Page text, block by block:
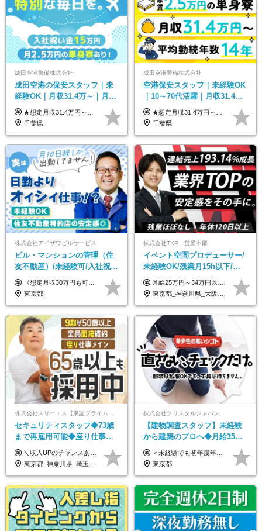
成田空港警備株式会社
成田空港の保安スタッフ｜未
経験OK｜月収31.4万～｜月
2.5万の単身寮｜住宅手当&家
族手当｜入社祝い金15万
★想定月収31.4万円～＋賞与年2回（59万円以上） ★入社お祝い金15万円支給 ★水道+光熱費無料の家賃がリーズナブルな社員寮(単身寮)あり！ ★住宅手当&家族手当あり 月給24万5000円以上(基本給21万1000円＋業務別手当35,000円)＋賞与年2回（賞与支給額：59万円以上を想定）＋残業代全額 ※みなし残業なし！残業代は全額支給します。 ※資格手当・深夜手当など、様々な手当をご用意しています。 ※入社お祝い金は１か月経過後、3ヶ月経過後、6ヶ月経過後に各5万円ずつ給与に加算して支給いたします。 ※指定の検定資格をお持ちの方には別途手当を支給します。入社後に取得した場合は給与に加算し支給します。 ・施設警備 1級7,000円 2級4,000円 ・交通誘導 1級7,000円 2級4,000円 ・雑踏警備 1級7,000円 2級4,000円 など
千葉県
成田空港警備株式会社
空港保安スタッフ｜未経験OK
｜10～70代活躍｜月収31.4万
&賞与年2回｜家族・住宅手当
｜光熱費0円の単身寮
★想定月収31.4万円～＋賞与年2回（59万円以上） ★入社お祝い金15万円支給 ★水道+光熱費無料の家賃がリーズナブルな社員寮(単身寮)あり！ 月給24万5000円以上(基本給21万1000円＋業務別手当35,000円)＋賞与年2回（賞与支給額：59万円以上を想定）＋残業代全額 ※みなし残業なし！残業代は全額支給します。 ※資格手当・深夜手当など、様々な手当をご用意しています。 ※入社お祝い金は１か月経過後、3ヶ月経過後、6ヶ月経過後に各5万円ずつ給与に加算して支給いたします。 ※指定の検定資格をお持ちの方には別途手当を支給します。入社後に取得した場合は給与に加算し支給します。 ・施設警備 1級7,000円 2級4,000円 ・交通誘導 1級7,000円 2級4,000円 ・雑踏警備 1級7,000円 2級4,000円 など
千葉県
株式会社アイザワビルサービス
ビル・マンションの管理（住
友不動産）/未経験可/入社祝い
金10万円/月収30万円可/40～
50代活躍/S102
《想定月収30万円も可能！/想定年収380万円》 ■月給24万5000円以上＋賞与年2回(2カ月/2025年実績)＋時間外手当＋資格手当＋役職手当＋交通費 ………… ≪昇給、賞与、および各種諸手当について≫ ◇入社お祝い金（10万円 ※3カ月精勤後支給） ◇昇給/年1回 ◇賞与/年2回(2カ月/2025年実績) ◇時間外手当 ◇資格手当 └・ビル設備管理技能士1級（1万円/月） ・ビル設備管理技能士2級（5000円/月） ・建築物環境衛生管理技術者（1万円/月） ・防火管理技能者（3000円/月） ・消防設備士乙4類（3000円/月） 他 ◇役職手当 └・班長/サブリーダー/リーダー（5000円～2万円/月） ◇物件手当（最大2万円 ※物件により異なる） ◇退職金あり ※経験・年齢・能力を考慮した上、当社規定により優遇いたします。 ※3カ月の試用期間あり。その間の給与や福利厚生に差異はありません。 《モデル年収》 ・入社1年/35歳：年収380万円 ・入社3年/38歳：年収400万円
東京都
株式会社TKP 営業本部
イベント空間プロデューサー/
未経験OK/残業月15h以下/豊
富な福利厚生/全国募集/平均有
給取得日数14.9日
月給25万円～34万円以上＋各種手当＋残業代＋賞与年2回（昨年度2～4ヶ月分） 初年度想定年収：350万円～ ＜クラス・経験別の月給目安＞ ■メンバークラス：月給25万円以上 ■店長やSVなどのマネジメント経験者：月給30万円～スタート可 ■リーダークラス：月給34万円以上 ※月給は配属エリア・経験・能力を考慮して決定します（前職の経験・収入をお聞かせください）。 ※上記にはみなし残業手当20～30時間分（メンバー：3万1134円以上、経験5年以上：5万2448円以上、リーダー：5万9441円以上）を含みます。 ※超過分は別途支給いたします。
東京都_神奈川県_大阪府_愛知県_北海道_宮城県_静岡県_京都府_広島県_福岡県
株式会社スリーエス【東証プライム上場グループ】
セキュリティスタッフ◆73歳
まで再雇用可能◆座り仕事中
心◆東証プライム上場G◆応
募者全員面接◆賞与年2回
＼収入UPのチャンスあり◎昇給も可能です！／ ◆正社員 月給(地域による）＋グレード手当、深夜手当、残業代（全額支給）等の各種手当＋賞与年2回 ＜東京都／神奈川県（横浜市）＞ 月給21万4000円～27万円 ＜埼玉県／千葉県＞ 月給19万90000円～25万1000円 ＜栃木県／茨城県／山梨県＞ 月給18万4000円～23万6000円 【試用期間】 正社員：3ヵ月 アルバイト：なし ※試用期間と本採用後の給与・待遇に差異はありません ※グレード手当、深夜手当の詳細額は面接にてご案内させていただきます ※正社員は60歳定年のため、60代の方は嘱託社員での採用です。給与条件は嘱託給与となり、退職金と賞与がありません ＼正社員は「グレード認定制」という評価あり！制度勤続年数等に応じて入社時から手当を支給／ ◆グレードI：＋2000円（入社時～） ◆グレードII：＋5000円（在籍1年以上＆当社基準に当てはまる方） ◆グレードIII：＋1万円（社内試験の合格者） ◆アルバイト・パート 東京都:時給1226円 神奈川県:時給1225円 千葉県：時給1140円 埼玉県:時給1141円 栃木県:1068円 茨城県:1074円 山梨県:1052円
東京都_神奈川県_埼玉県_千葉県_茨城県_栃木県_山梨県
株式会社クリスタルジャパン
【建物調査スタッフ】未経験
から建築のプロへ◆月給35万
円～＋賞与年2回◆官公庁・
UR直取引◆残業月10h
＜未経験でも初年度年収490万円～＞ ◆月給35万円～65万円＋賞与年2回（7月・12月） 【なぜ未経験に35万円を払えるのか】 UR都市機構様・日本郵政様・官公庁との直取引で中間マージンがなく、修繕・緊急対応だけで年4,000～5,000件。仕事が途切れない基盤があるため、調査を担う人材に相応の給与を支払えます。 【昇給について】 年齢や社歴ではなく、成長と貢献に応じて昇給する仕組みです。1回の昇給で年収100万円UPした社員もいます。 ※経験・スキルに応じて加給・優遇いたします ※試用期間3ヶ月（その間の給与・待遇に差異はありません） ※上記月給には、固定残業代（月45時間分／8.8万円～16.5万円）を含みます。超過分は別途全額支給します ※実際の残業は月平均10時間程度です。固定残業代は残業の有無にかかわらず全額支給します 【固定残業代について】 固定残業45時間分（88,000円～165,000円）を含む ※超過分は別途全額支給
東京都